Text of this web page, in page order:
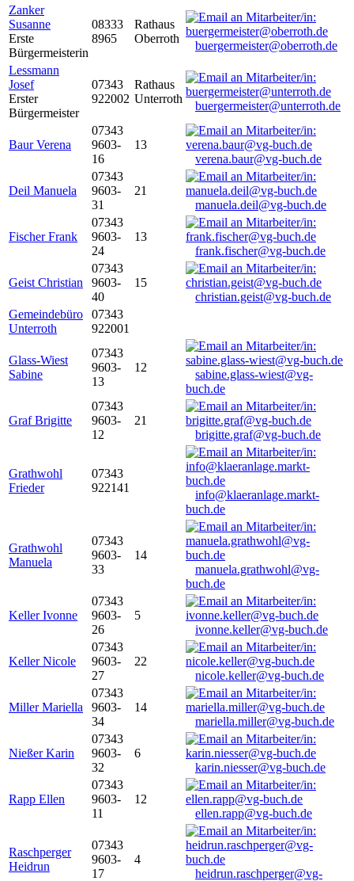
Zanker
Susanne
Erste
Bürgermeisterin
08333
8965
Rathaus
Oberroth
buergermeister@oberroth.de
Lessmann
Josef
Erster
Bürgermeister
07343
922002
Rathaus
Unterroth
buergermeister@unterroth.de
Baur Verena
07343
9603-
16
13
verena.baur@vg-buch.de
Deil Manuela
07343
9603-
31
21
manuela.deil@vg-buch.de
Fischer Frank
07343
9603-
24
13
frank.fischer@vg-buch.de
Geist Christian
07343
9603-
40
15
christian.geist@vg-buch.de
Gemeindebüro
Unterroth
07343
922001
Glass-Wiest
Sabine
07343
9603-
13
12
sabine.glass-wiest@vg-
buch.de
Graf Brigitte
07343
9603-
12
21
brigitte.graf@vg-buch.de
Grathwohl
Frieder
07343
922141
info@klaeranlage.markt-
buch.de
Grathwohl
Manuela
07343
9603-
33
14
manuela.grathwohl@vg-
buch.de
Keller Ivonne
07343
9603-
26
5
ivonne.keller@vg-buch.de
Keller Nicole
07343
9603-
27
22
nicole.keller@vg-buch.de
Miller Mariella
07343
9603-
34
14
mariella.miller@vg-buch.de
Nießer Karin
07343
9603-
32
6
karin.niesser@vg-buch.de
Rapp Ellen
07343
9603-
11
12
ellen.rapp@vg-buch.de
Raschperger
Heidrun
07343
9603-
17
4
heidrun.raschperger@vg-